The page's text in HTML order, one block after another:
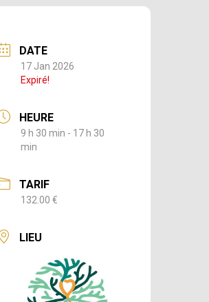
DATE
17 Jan 2026
Expiré!
HEURE
9 h 30 min - 17 h 30
min
TARIF
132.00 €
LIEU